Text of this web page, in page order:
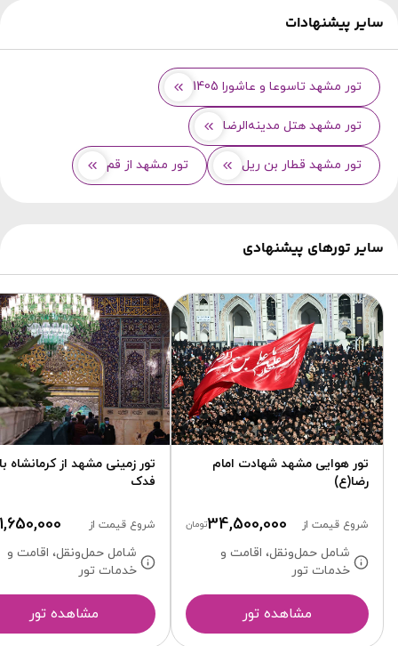
سایر پیشنهادات
تور مشهد تاسوعا و عاشورا 1405
تور مشهد هتل مدینه‌الرضا
تور مشهد قطار بن ریل تور مشهد از قم
سایر تورهای پیشنهادی
تور هوایی مشهد شهادت امام
رضا(ع)
شروع قیمت از 34,500,000تومان
شامل حمل‌ونقل، اقامت و
خدمات تور
مشاهده تور
تور زمینی مشهد از کرمانشاه
فدک
شروع قیمت از
شامل حمل‌ونقل، اقامت و
خدمات تور
مشاهده تور